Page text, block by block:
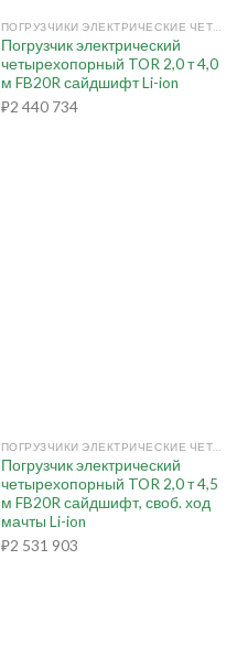
Погрузчик электрический
четырехопорный TOR 2,0 т 4,0
м FB20R сайдшифт Li-ion
₽2 440 734
Погрузчик электрический
четырехопорный TOR 2,0 т 4,5
м FB20R сайдшифт, своб. ход
мачты Li-ion
₽2 531 903